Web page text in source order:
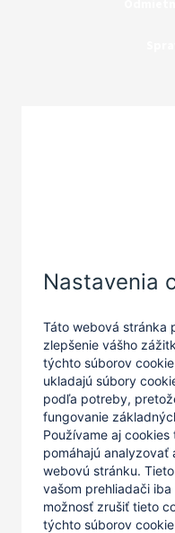
Nastavenia
Táto webová stránka
zlepšenie vášho
týchto súborov
ukladajú súbory
podľa potreby,
fungovanie
Používame aj
pomáhajú
webovú stránku.
vašom prehliadači
možnosť zrušiť tieto
týchto súborov